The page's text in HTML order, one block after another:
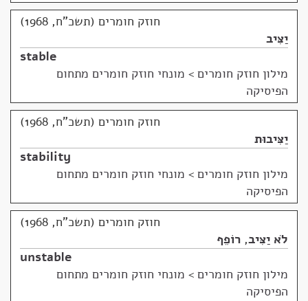
חוזק חומרים (תשכ"ח, 1968)
יַצִּיב
stable
מילון חוזק חומרים > מונחי חוזק חומרים מתחום
הפיסיקה
חוזק חומרים (תשכ"ח, 1968)
יַצִּיבוּת
stability
מילון חוזק חומרים > מונחי חוזק חומרים מתחום
הפיסיקה
חוזק חומרים (תשכ"ח, 1968)
לֹא יַצִּיב, רוֹפֵף
unstable
מילון חוזק חומרים > מונחי חוזק חומרים מתחום
הפיסיקה